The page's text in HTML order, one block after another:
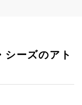
シーズのアト